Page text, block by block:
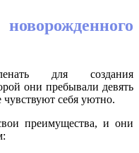
для создания
они пребывали девять
себя уютно.
преимущества, и они